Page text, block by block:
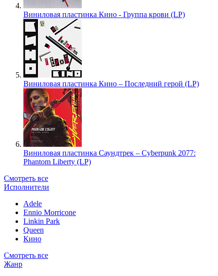
Виниловая пластинка Кино - Группа крови (LP)
Виниловая пластинка Кино – Последний герой (LP)
Виниловая пластинка Саундтрек – Cyberpunk 2077:
Phantom Liberty (LP)
Смотреть все
Исполнители
Adele
Ennio Morricone
Linkin Park
Queen
Кино
Смотреть все
Жанр